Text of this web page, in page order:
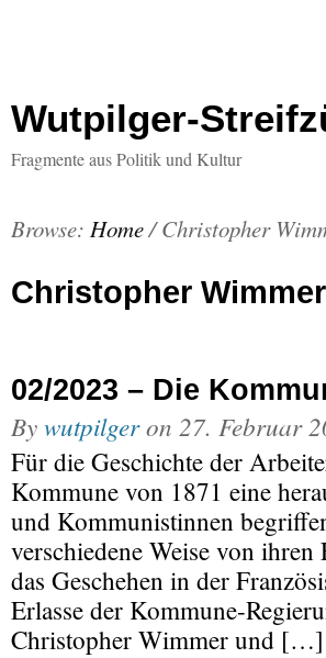
Wutpilger-
Fragmente aus Politik und Kultur
Browse: Home/ Christopher
Christopher Wimmer
02/2023 – Die
Bywutpilgeron 27. Februar
Für die Geschichte der
Kommune von 1871 eine
und Kommunistinnen
verschiedene Weise von
das Geschehen in der
Erlasse der Kommune-
Christopher Wimmer und […]